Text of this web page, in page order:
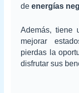
deenergías
Además, tiene
mejorar
pierdas la
disfrutar sus